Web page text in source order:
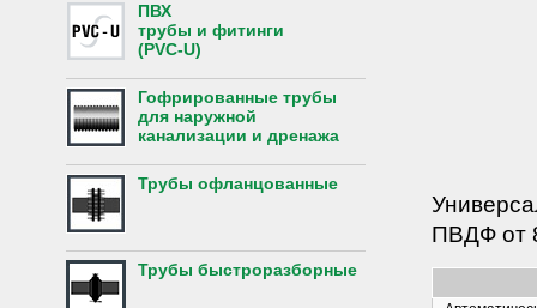
ПВХ
трубы и фитинги
(PVC-U)
Гофрированные трубы
для наружной
канализации и дренажа
Трубы офланцованные
Трубы быстроразборные
ПВДФ от